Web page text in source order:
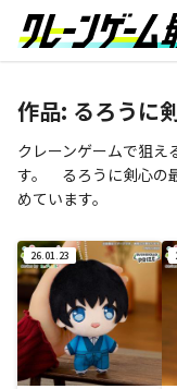
作品: るろうに
クレーンゲームで狙え
す。 るろうに剣心の
めています。
26.01.23